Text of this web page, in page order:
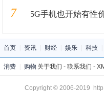
7 5G手机也开始有性
首页 资讯 财经 娱乐 科技
消费 购物 关于我们 - 联系我们 -
Copyright © 2006-2019